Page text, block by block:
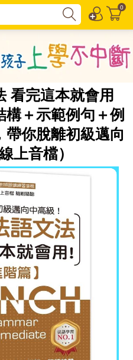
0
看完這本就會用
構＋示範例句＋例
你脫離初級邁向
上音檔）